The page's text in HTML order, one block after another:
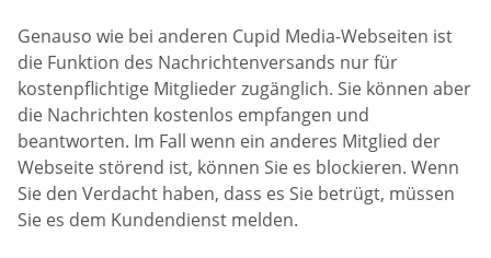
Genauso wie bei anderen Cupid Media-Webseiten ist
die Funktion des Nachrichtenversands nur für
kostenpflichtige Mitglieder zugänglich. Sie können aber
die Nachrichten kostenlos empfangen und
beantworten. Im Fall wenn ein anderes Mitglied der
Webseite störend ist, können Sie es blockieren. Wenn
Sie den Verdacht haben, dass es Sie betrügt, müssen
Sie es dem Kundendienst melden.